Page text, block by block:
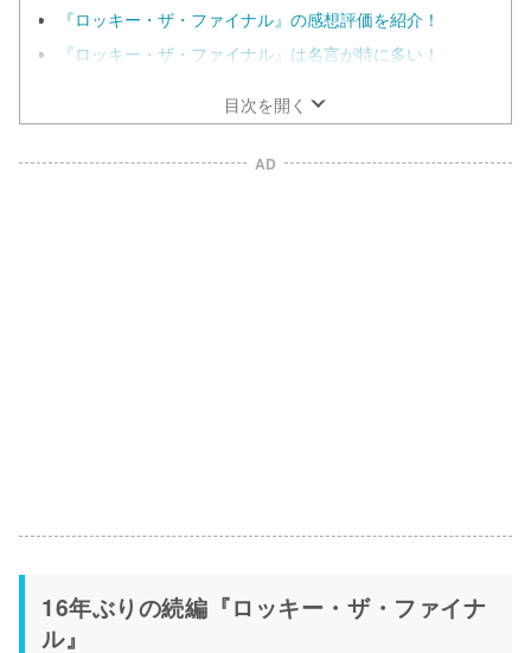
『ロッキー・ザ・ファイナル』の感想評価を紹介！
『ロッキー・ザ・ファイナル』は名言が特に多い！
目次を開く
AD
16年ぶりの続編『ロッキー・ザ・ファイナ
ル』